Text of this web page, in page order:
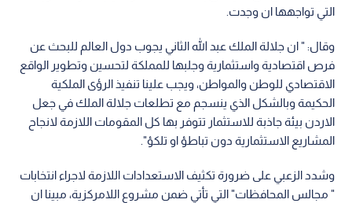
التي تواجهها ان وجدت.
وقال: " ان جلالة الملك عبد الله الثاني يجوب دول العالم للبحث عن
فرص اقتصادية واستثمارية وجلبها للمملكة لتحسين وتطوير الواقع
الاقتصادي للوطن والمواطن، ويجب علينا تنفيذ الرؤى الملكية
الحكيمة وبالشكل الذي ينسجم مع تطلعات جلالة الملك في جعل
الاردن بيئة جاذبة للاستثمار تتوفر بها كل المقومات اللازمة لانجاح
المشاريع الاستثمارية دون تباطؤ او تلكؤ".
وشدد الزعبي على ضرورة تكثيف الاستعدادات اللازمة لاجراء انتخابات
" مجالس المحافظات" التي تأتي ضمن مشروع اللامركزية، مبينا ان